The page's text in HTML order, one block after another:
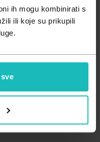
ih mogu kombinirati s
ili koje su prikupili
potrošača..